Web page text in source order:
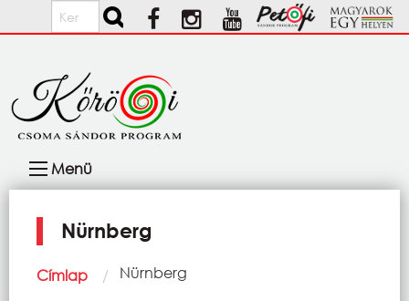
Ugrás a tartalomra
Keresés
navigáció
Menü
Nürnberg
Morzsa
Címlap Current:
Nürnberg